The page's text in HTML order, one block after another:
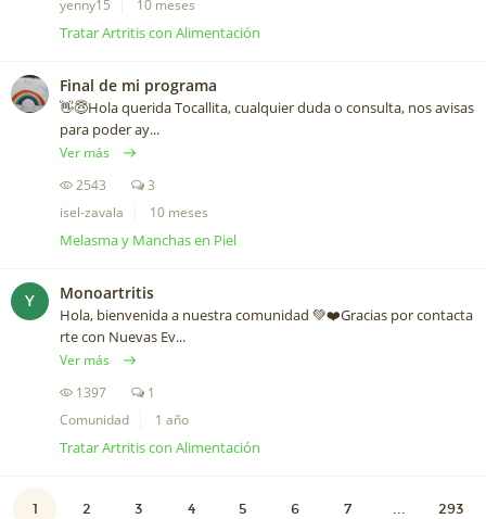
yenny15 10 meses
Tratar Artritis con Alimentación
Final de mi programa
👋😇Hola querida Tocallita, cualquier duda o consulta, nos avisas
para poder ay...
Ver más
2543
3
isel-zavala
10 meses
Melasma y Manchas en Piel
Y Monoartritis
Hola, bienvenida a nuestra comunidad 💚❤️Gracias por contacta
rte con Nuevas Ev...
Ver más
1397
1
Comunidad
1 año
Tratar Artritis con Alimentación
1 2 3 4 5 6 7 ... 293